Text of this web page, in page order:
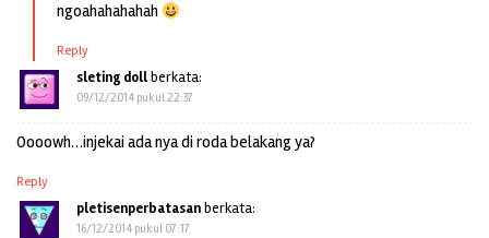
ngoahahahahah
Reply
sleting dollberkata:
09/12/2014 pukul 22:37
Oooowh…injekai ada nya di roda belakang ya?
Reply
pletisenperbatasanberkata:
16/12/2014 pukul 07:17